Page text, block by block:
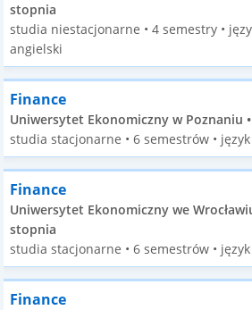
stopnia
studia niestacjonarne • 4 semestry •
angielski
Finance
Uniwersytet Ekonomiczny w Poznaniu
studia stacjonarne • 6 semestrów •
Finance
Uniwersytet Ekonomiczny we
stopnia
studia stacjonarne • 6 semestrów •
Finance